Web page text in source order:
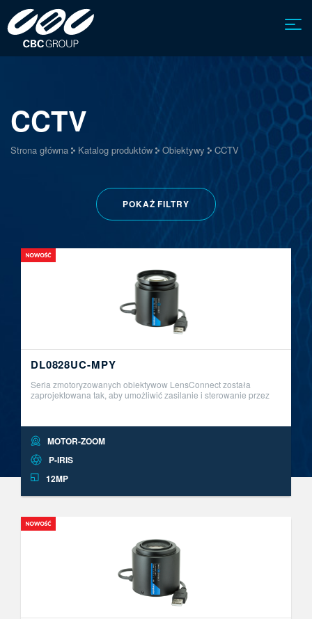
CCTV
Strona główna Katalog produktów Obiektywy CCTV
POKAŻ FILTRY
DL0828UC-MPY
Seria zmotoryzowanych obiektywow LensConnect została
zaprojektowana tak, aby umożliwić zasilanie i sterowanie przez
MOTOR-ZOOM
P-IRIS
12MP